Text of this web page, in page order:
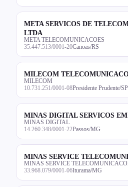
META SERVICOS DE
LTDA
META TELECOMUNICACOES
35.447.513/0001-20Canoas/RS
MILECOM
MILECOM
10.731.251/0001-08Presidente Prudente/SP
MINAS DIGITAL SERVICOS
MINAS DIGITAL
14.260.348/0001-22Passos/MG
MINAS SERVICE
MINAS SERVICE
33.968.079/0001-06Iturama/MG